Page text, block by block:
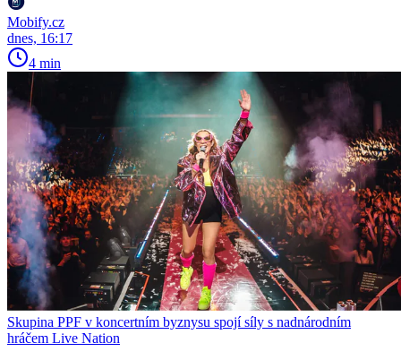
Mobify.cz
dnes, 16:17
4 min
Skupina PPF v koncertním byznysu spojí síly s nadnárodním
hráčem Live Nation